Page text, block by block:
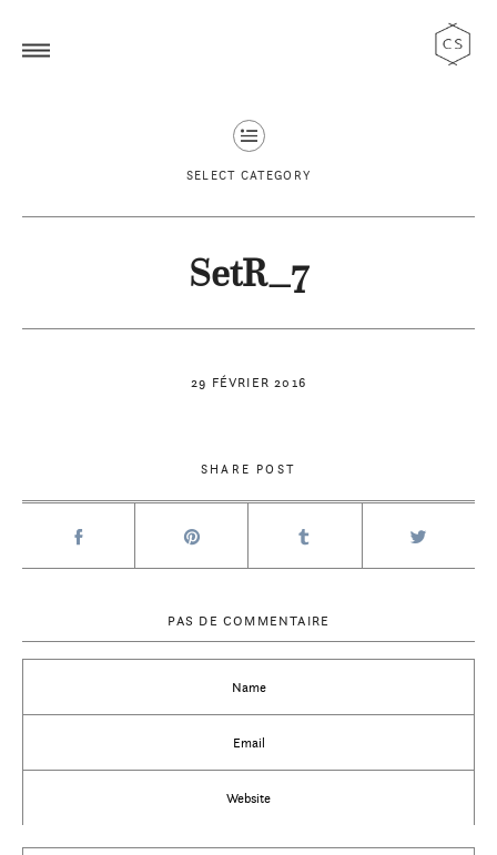
SELECT CATEGORY
29 FÉVRIER 2016
SetR_7
SHARE POST
PAS DE COMMENTAIRE